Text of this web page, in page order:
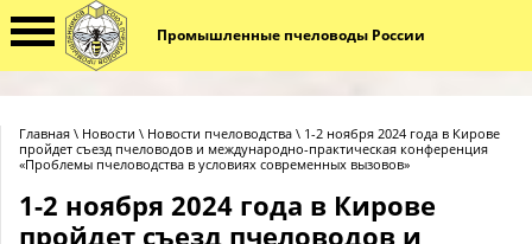
Промышленные пчеловоды России
Главная \ Новости \ Новости пчеловодства \ ​​​​​​​1-2 ноября 2024 года в Кирове
пройдет съезд пчеловодов и международно-практическая конференция
«Проблемы пчеловодства в условиях современных вызовов»
​​​​​​​1-2 ноября 2024 года в Кирове
пройдет съезд пчеловодов и